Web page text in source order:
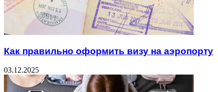
Как правильно оформить визу на аэропорту
03.12.2025